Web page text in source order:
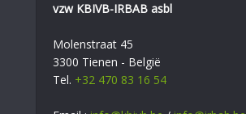
vzw KBIVB-IRBAB asbl
Molenstraat 45
3300 Tienen - België
Tel. +32 470 83 16 54